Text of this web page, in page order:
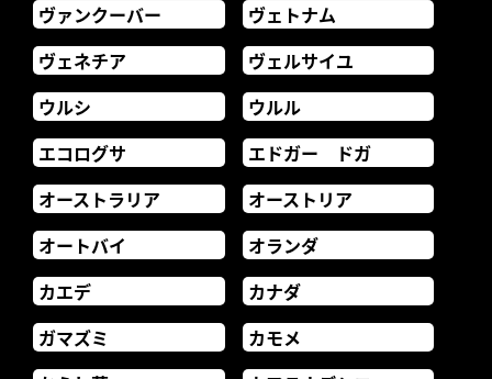
ヴァンクーバー
ヴェトナム
ヴェネチア
ヴェルサイユ
ウルシ
ウルル
エコログサ
エドガー ドガ
オーストラリア
オーストリア
オートバイ
オランダ
カエデ
カナダ
ガマズミ
カモメ